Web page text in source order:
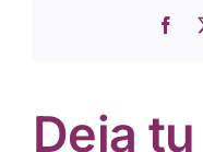
Deja tu